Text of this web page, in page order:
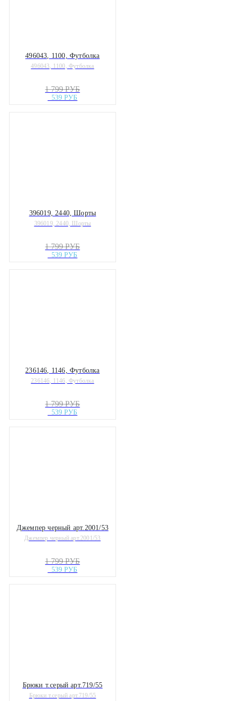
496043, 1100, Футболка
496043, 1100, Футболка
1 799 РУБ
539 РУБ
396019, 2440, Шорты
396019, 2440, Шорты
1 799 РУБ
539 РУБ
236146, 1146, Футболка
236146, 1146, Футболка
1 799 РУБ
539 РУБ
Джемпер черный арт.2001/53
Джемпер черный арт.2001/53
1 799 РУБ
539 РУБ
Брюки т.серый арт.719/55
Брюки т.серый арт.719/55